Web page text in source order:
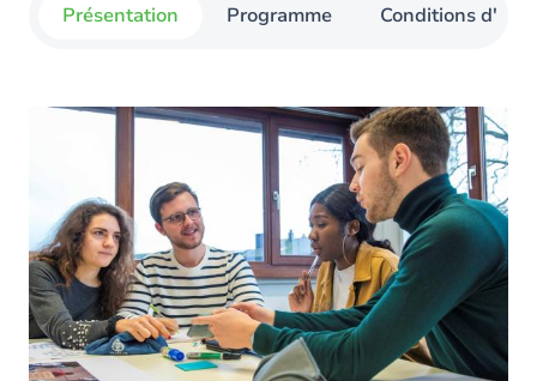
Présentation Programme Conditions